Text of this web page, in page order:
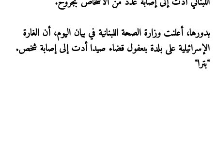
بدورها، أعلنت وزارة الصحة اللبنانية في بيان اليوم، أن الغارة
الإسرائيلية على بلدة بنعفول قضاء صيدا أدت إلى إصابة شخص.
"بترا"